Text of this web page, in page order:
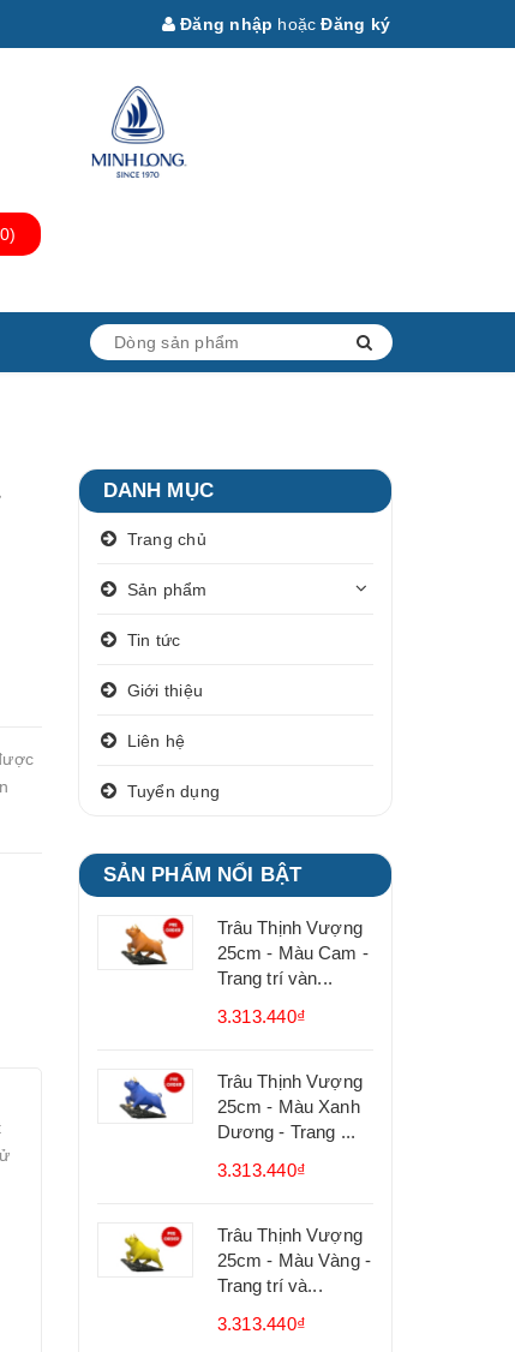
Đăng nhập hoặc Đăng ký
0)
DANH MỤC
Trang chủ
Sản phẩm
Tin tức
Giới thiệu
Liên hệ
Tuyển dụng
SẢN PHẨM NỔI BẬT
Trâu Thịnh Vượng
25cm - Màu Cam -
Trang trí vàn...
3.313.440₫
Trâu Thịnh Vượng
25cm - Màu Xanh
Dương - Trang ...
3.313.440₫
Trâu Thịnh Vượng
25cm - Màu Vàng -
Trang trí và...
3.313.440₫